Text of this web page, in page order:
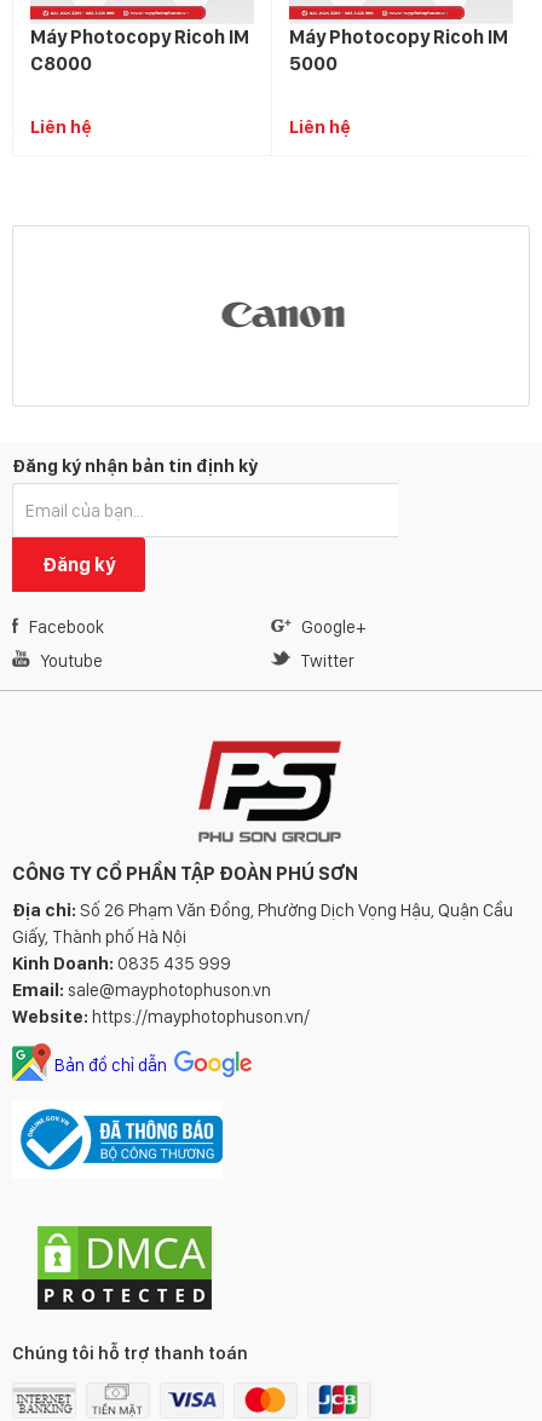
Máy Photocopy Ricoh IM
C8000
Liên hệ
Máy Photocopy Ricoh IM
5000
Liên hệ
Đăng ký nhận bản tin định kỳ
Đăng ký
Facebook
Google+
Youtube
Twitter
CÔNG TY CỔ PHẦN TẬP ĐOÀN PHÚ SƠN
Địa chỉ: Số 26 Phạm Văn Đồng, Phường Dịch Vọng Hậu, Quận Cầu
Giấy, Thành phố Hà Nội
Kinh Doanh: 0835 435 999
Email: sale@mayphotophuson.vn
Website: https://mayphotophuson.vn/
Bản đồ chỉ dẫn
Chúng tôi hỗ trợ thanh toán